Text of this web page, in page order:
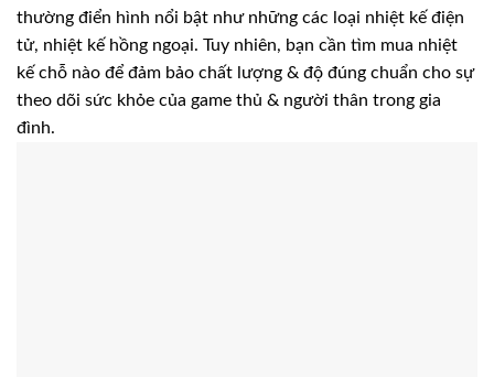
thường điển hình nổi bật như những các loại nhiệt kế điện
tử, nhiệt kế hồng ngoại. Tuy nhiên, bạn cần tìm mua nhiệt
kế chỗ nào để đảm bảo chất lượng & độ đúng chuẩn cho sự
theo dõi sức khỏe của game thủ & người thân trong gia
đình.